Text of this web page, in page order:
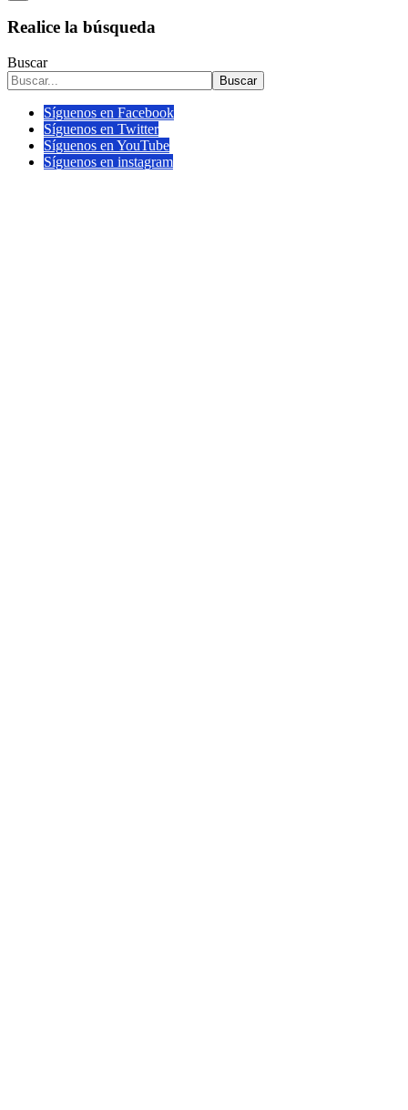
Realice la búsqueda
Buscar
Buscar
Síguenos en Facebook
Síguenos en Twitter
Síguenos en YouTube
Síguenos en instagram